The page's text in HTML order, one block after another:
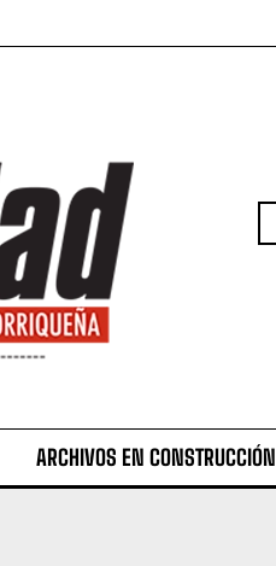
ARCHIVOS EN CONSTRUCCIÓN